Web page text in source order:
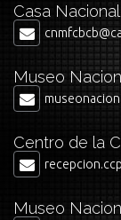
Casa
Museo
Centro de la
Museo